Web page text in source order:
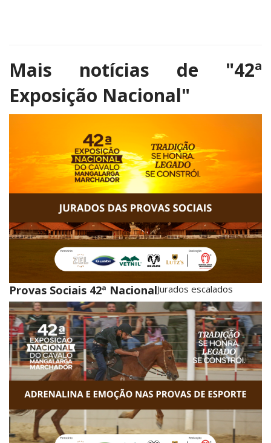
Mais notícias de "42ª
Exposição Nacional"
Provas Sociais 42ª NacionalJurados escalados